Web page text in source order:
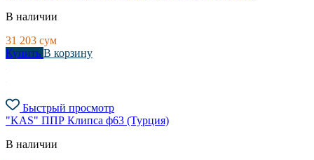
В наличии
31 203 сум
Купить В корзину
Быстрый просмотр
"KAS" ППР Клипса ф63 (Турция)
В наличии